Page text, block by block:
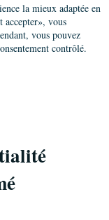
la mieux adaptée en
accepter», vous
vous pouvez
contrôlé.